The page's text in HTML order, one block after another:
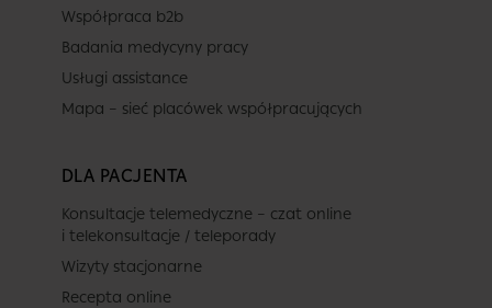
Współpraca b2b
Badania medycyny pracy
Usługi assistance
Mapa – sieć placówek współpracujących
DLA PACJENTA
Konsultacje telemedyczne – czat online
i telekonsultacje / teleporady
Wizyty stacjonarne
Recepta online